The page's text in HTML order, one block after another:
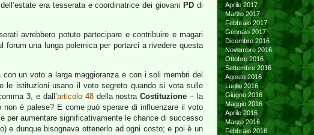
era tesserata e coordinatrice dei giovani PD di
avrebbero potuto partecipare e contribuire e magari
una lunga polemica per portarci a rivedere questa
un voto a larga maggioranza e con i soli membri del
le istituzioni usano il voto segreto quando si vota sulle
3, e dall’articolo 48della nostraCostituzione – la
è palese? E come può sperare di influenzare il voto
per aumentare significativamente le chance di successo
e dunque bisognava ottenerlo ad ogni costo; e poi è un
Aprile 2017
Marzo 2017
Febbraio 2017
Gennaio 2017
Dicembre 2016
Novembre 2016
Ottobre 2016
Settembre 2016
Agosto 2016
Luglio 2016
Giugno 2016
Maggio 2016
Aprile 2016
Marzo 2016
Febbraio 2016